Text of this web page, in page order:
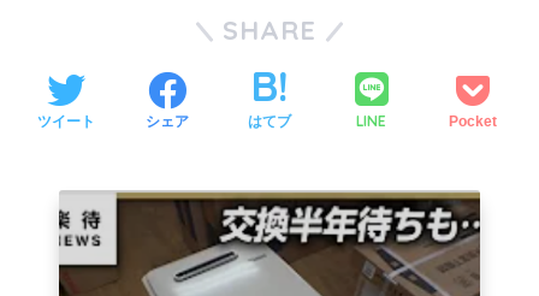
SHARE
ツイート シェア はてブ LINE Pocket